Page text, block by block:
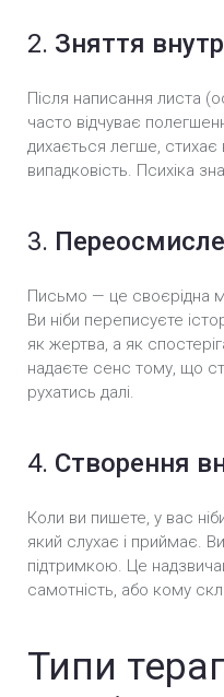
2. Зняття
Після написання листа
часто відчуває
дихається легше, стихає
випадковість. Психіка
3.
Письмо — це своєрідна
Ви ніби переписуєте
як жертва, а як
надаєте сенс тому, що
рухатись далі.
4. Створення
Коли ви пишете, у вас
який слухає і приймає.
підтримкою. Це
самотність, або кому
Типи